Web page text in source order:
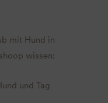
mit Hund in
wissen:
und Tag